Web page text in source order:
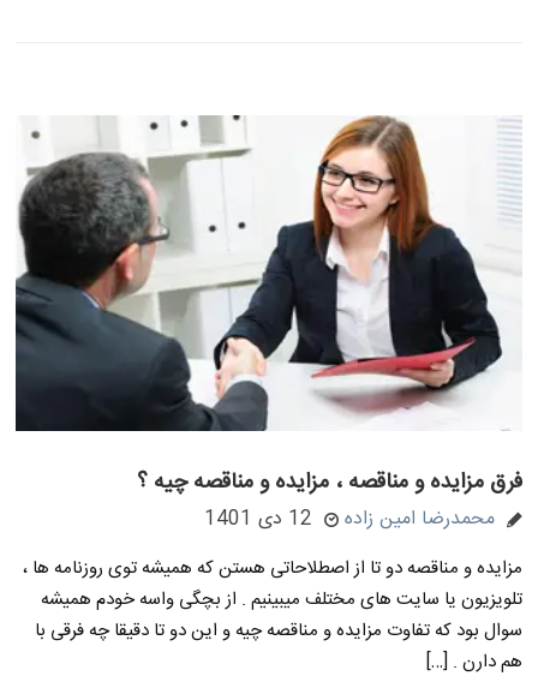
فرق مزایده و مناقصه ، مزایده و مناقصه چیه ؟
محمدرضا امین زاده 12 دی 1401
مزایده و مناقصه دو تا از اصطلاحاتی هستن که همیشه توی روزنامه ها ،
تلویزیون یا سایت های مختلف میبینیم . از بچگی واسه خودم همیشه
سوال بود که تفاوت مزایده و مناقصه چیه و این دو تا دقیقا چه فرقی با
هم دارن . […]